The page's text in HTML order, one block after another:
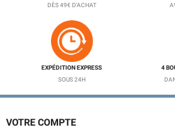
DÈS 49€ D'ACHAT
EXPÉDITION EXPRESS
SOUS 24H
4
VOTRE COMPTE